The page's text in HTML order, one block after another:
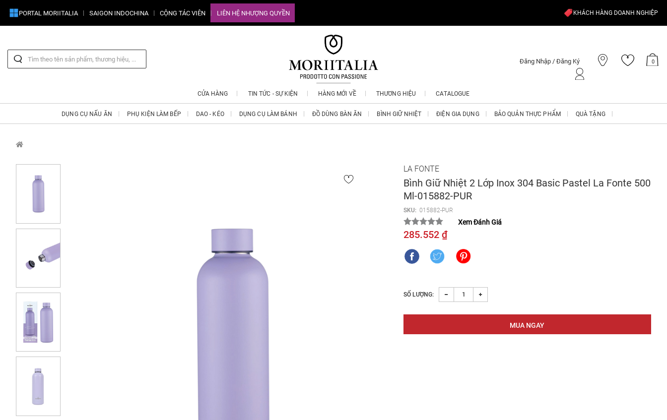
PORTAL MORIITALIA SAIGON INDOCHINA CỘNG TÁC VIÊN LIÊN HỆ NHƯỢNG QUYỀN KHÁCH HÀNG DOANH NGHIỆP
Đăng Nhập / Đăng Ký 0
CỬA HÀNG TIN TỨC - SỰ KIỆN HÀNG MỚI VỀ THƯƠNG HIỆU CATALOGUE
DỤNG CỤ NẤU ĂN PHỤ KIỆN LÀM BẾP DAO - KÉO DỤNG CỤ LÀM BÁNH ĐỒ DÙNG BÀN ĂN BÌNH GIỮ NHIỆT ĐIỆN GIA DỤNG BẢO QUẢN THỰC PHẨM QUÀ TẶNG
LA FONTE
Bình Giữ Nhiệt 2 Lớp Inox 304 Basic Pastel La Fonte 500
Ml-015882-PUR
SKU: 015882-PUR
Xem Đánh Giá
285.552 ₫
SỐ LƯỢNG: